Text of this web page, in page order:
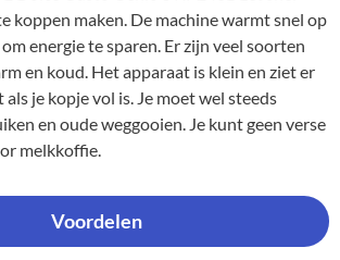
koppen maken. De machine warmt snel op
energie te sparen. Er zijn veel soorten
en koud. Het apparaat is klein en ziet er
je kopje vol is. Je moet wel steeds
en oude weggooien. Je kunt geen verse
melkkoffie.
Voordelen